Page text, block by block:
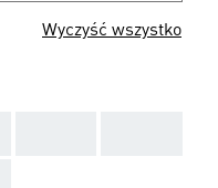
Wyczyść wszystko